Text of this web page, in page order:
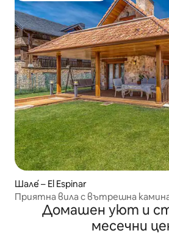
Шале́ – El Espinar
Приятна вила с вътрешна камина
Домашен уют и
месечни